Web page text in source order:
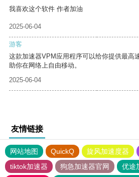
我喜欢这个软件 作者加油
2025-06-04
游客
这款加速器VPM应用程序可以给你提供最高
助你在网络上自由移动。
2025-06-04
友情链接
网站地图 QuickQ 旋风加速度器
tiktok加速器
狗急加速器官网
优途